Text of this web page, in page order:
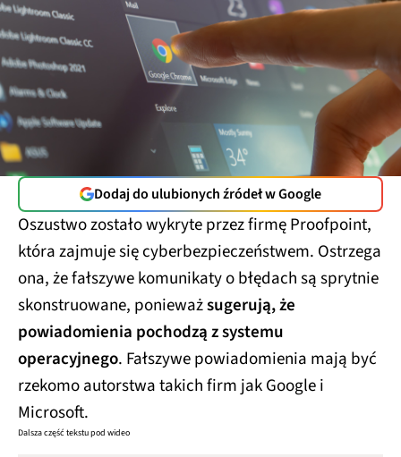
Dodaj do ulubionych źródeł w Google
Oszustwo zostało wykryte przez firmę Proofpoint,
która zajmuje się cyberbezpieczeństwem. Ostrzega
ona, że fałszywe komunikaty o błędach są sprytnie
skonstruowane, ponieważsugerują, że
powiadomienia pochodzą z systemu
operacyjnego. Fałszywe powiadomienia mają być
rzekomo autorstwa takich firm jak Google i
Microsoft.
Dalsza część tekstu pod wideo